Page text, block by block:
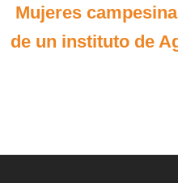
Mujeres
de un instituto de